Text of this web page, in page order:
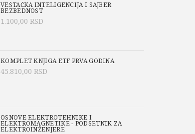
VEŠTAČKA INTELIGENCIJA I SAJBER
BEZBEDNOST
1.100,00 RSD
KOMPLET KNJIGA ETF PRVA GODINA
45.810,00 RSD
OSNOVE ELEKTROTEHNIKE I
ELEKTROMAGNETIKE - PODSETNIK ZA
ELEKTROINŽENJERE